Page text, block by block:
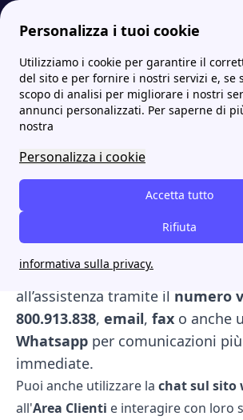
Personalizza i tuoi cookie
Utilizziamo i cookie per garantire il
del sito e per fornire i nostri servizi e, se
scopo di analisi per migliorare i nostri
annunci personalizzati. Per saperne di
nostra
Personalizza i cookie
Accetta tutto
Rifiuta
informativa sulla privacy.
Papernest.it MoreOptima Optima numero verde: assistenza, contatti e servizio clienti
Optima numero
assistenza, contatti
servizio clienti
Il
suoi punti di forza>, con una rete
rapido e accessibile. Puoi rivolgerti
all’assistenza tramite il numero
800.913.838, email, fax o anche
Whatsapp per comunicazioni
immediate.
Puoi anche utilizzare la chat sul sito
all'Area Clienti e interagire con loro